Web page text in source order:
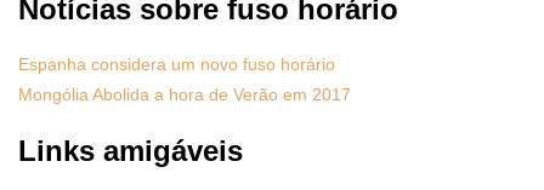
Notícias sobre fuso horário
Espanha considera um novo fuso horário
Mongólia Abolida a hora de Verão em 2017
Links amigáveis